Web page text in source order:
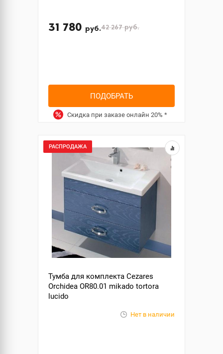
31 780 руб.42 267руб.
ПОДОБРАТЬ
Скидка при заказе онлайн 20% *
РАСПРОДАЖА
Тумба для комплекта Cezares
Orchidea OR80.01 mikado tortora
lucido
Нет в наличии